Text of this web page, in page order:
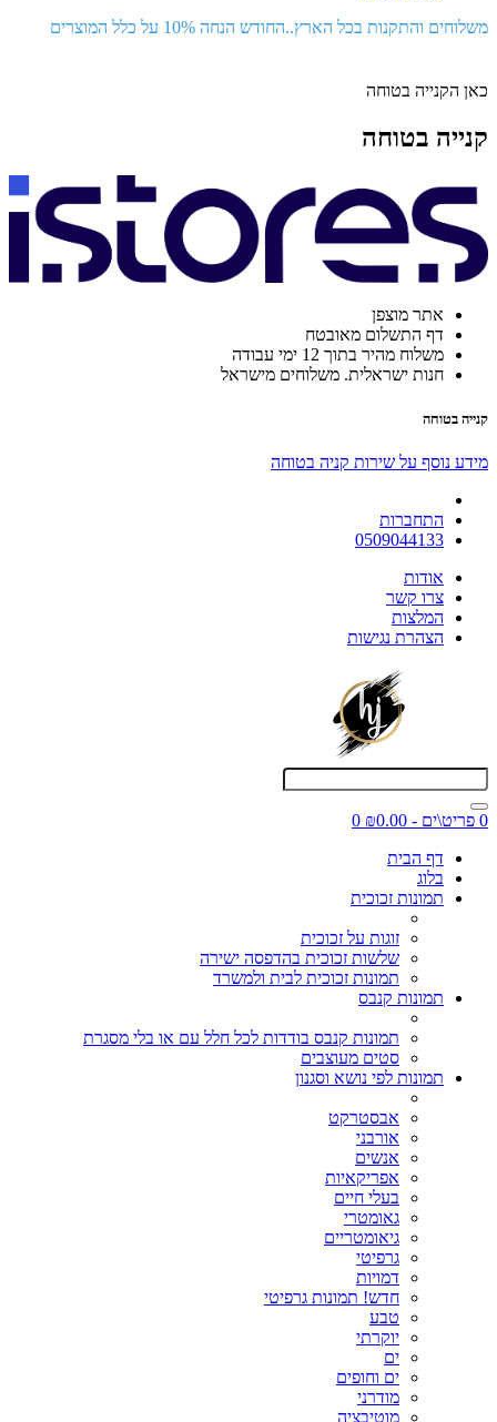
משלוחים והתקנות בכל הארץ..החודש הנחה 10% על כלל המוצרים
כאן הקנייה בטוחה
קנייה בטוחה
אתר מוצפן
דף התשלום מאובטח
משלוח מהיר בתוך 12 ימי עבודה
חנות ישראלית. משלוחים מישראל
קנייה בטוחה
מידע נוסף על שירות קניה בטוחה
התחברות
0509044133
אודות
צרו קשר
המלצות
הצהרת נגישות
0 פריט\ים - ₪0.00
0
דף הבית
בלוג
תמונות זכוכית
זוגות על זכוכית
שלשות זכוכית בהדפסה ישירה
תמונות זכוכית לבית ולמשרד
תמונות קנבס
תמונות קנבס בודדות לכל חלל עם או בלי מסגרת
סטים מעוצבים
תמונות לפי נושא וסגנון
אבסטרקט
אורבני
אנשים
אפריקאיות
בעלי חיים
גאומטרי
גיאומטריים
גרפיטי
דמויות
חדש! תמונות גרפיטי
טבע
יוקרתי
ים
ים וחופים
מודרני
מוטיבציה